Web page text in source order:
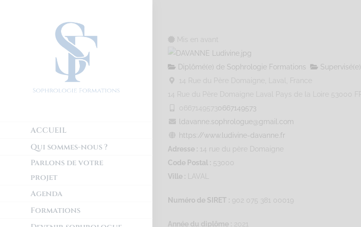
ACCUEIL
Qui sommes-nous ?
Parlons de votre
projet
Agenda
Formations
Mis en avant
Diplômé(e) de Sophrologie Formations Supervisé(e)
14 Rue du Père Domaigne, Laval, France
14 Rue du Père Domaigne
Pays de la Loire 53000
06671495730667149573
ldavanne.sophrologue@gmail.com
https://www.ludivine-davanne.fr
Adresse : 14 rue du père Domaigne
Code Postal : 53000
Ville : LAVAL
Numéro de SIRET : 902 075 381 00019
Année du diplôme :